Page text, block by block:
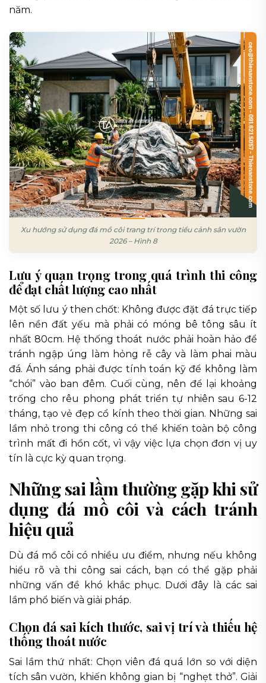
năm.
Xu hướng sử dụng đá mồ côi trang trí trong tiểu cảnh sân vườn
2026 – Hình 8
Lưu ý quan trọng trong quá trình thi công
để đạt chất lượng cao nhất
Một số lưu ý then chốt: Không được đặt đá trực tiếp
lên nền đất yếu mà phải có móng bê tông sâu ít
nhất 80cm. Hệ thống thoát nước phải hoàn hảo để
tránh ngập úng làm hỏng rễ cây và làm phai màu
đá. Ánh sáng phải được tính toán kỹ để không làm
“chói” vào ban đêm. Cuối cùng, nên để lại khoảng
trống cho rêu phong phát triển tự nhiên sau 6-12
tháng, tạo vẻ đẹp cổ kính theo thời gian. Những sai
lầm nhỏ trong thi công có thể khiến toàn bộ công
trình mất đi hồn cốt, vì vậy việc lựa chọn đơn vị uy
tín là cực kỳ quan trọng.
Những sai lầm thường gặp khi sử
dụng đá mồ côi và cách tránh
hiệu quả
Dù đá mồ côi có nhiều ưu điểm, nhưng nếu không
hiểu rõ và thi công sai cách, bạn có thể gặp phải
những vấn đề khó khắc phục. Dưới đây là các sai
lầm phổ biến và giải pháp.
Chọn đá sai kích thước, sai vị trí và thiếu hệ
thống thoát nước
Sai lầm thứ nhất: Chọn viên đá quá lớn so với diện
tích sân vườn, khiến không gian bị “nghẹt thở”. Giải